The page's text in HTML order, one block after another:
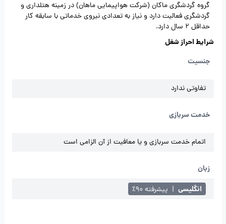
گروه گردشگری ماکان (شرکت هواپیمایی ماهان) در زمینه هتلداری و
گردشگری فعالیت دارد و نیاز به تعدادی نیروی خدماتی با سابقه کار
حداقل 2 سال دارد.
شرایط احراز شغل
جنسیت
تفاوتی ندارد
خدمت سربازی
اتمام خدمت سربازی و یا معافیت از آن الزامی است
زبان
انگلیسی | پیشرفته ۹۰٪